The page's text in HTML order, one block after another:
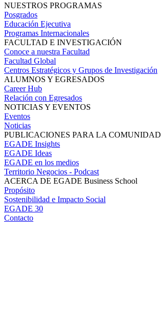
NUESTROS PROGRAMAS
Posgrados
Educación Ejecutiva
Programas Internacionales
FACULTAD E INVESTIGACIÓN
Conoce a nuestra Facultad
Facultad Global
Centros Estratégicos y Grupos de Investigación
ALUMNOS Y EGRESADOS
Career Hub
Relación con Egresados
NOTICIAS Y EVENTOS
Eventos
Noticias
PUBLICACIONES PARA LA COMUNIDAD
EGADE Insights
EGADE Ideas
EGADE en los medios
Territorio Negocios - Podcast
ACERCA DE EGADE Business School
Propósito
Sostenibilidad e Impacto Social
EGADE 30
Contacto